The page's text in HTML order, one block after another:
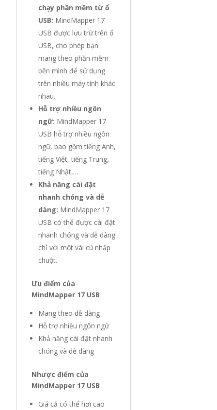
chạy phần mềm từ ổ
USB: MindMapper 17
USB được lưu trữ trên ổ
USB, cho phép bạn
mang theo phần mềm
bên mình để sử dụng
trên nhiều máy tính khác
nhau.
Hỗ trợ nhiều ngôn
ngữ: MindMapper 17
USB hỗ trợ nhiều ngôn
ngữ, bao gồm tiếng Anh,
tiếng Việt, tiếng Trung,
tiếng Nhật,…
Khả năng cài đặt
nhanh chóng và dễ
dàng: MindMapper 17
USB có thể được cài đặt
nhanh chóng và dễ dàng
chỉ với một vài cú nhấp
chuột.
Ưu điểm của
MindMapper 17 USB
Mang theo dễ dàng
Hỗ trợ nhiều ngôn ngữ
Khả năng cài đặt nhanh
chóng và dễ dàng
Nhược điểm của
MindMapper 17 USB
Giá cả có thể hơi cao